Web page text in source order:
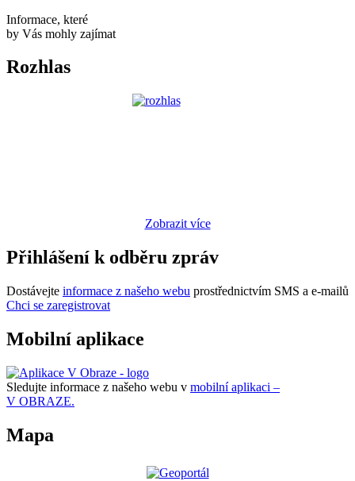
Informace, které
by Vás mohly zajímat
Rozhlas
Zobrazit více
Přihlášení k odběru zpráv
Dostávejte informace z našeho webu prostřednictvím SMS a e-mailů
Chci se zaregistrovat
Mobilní aplikace
Sledujte informace z našeho webu v mobilní aplikaci –
V OBRAZE.
Mapa